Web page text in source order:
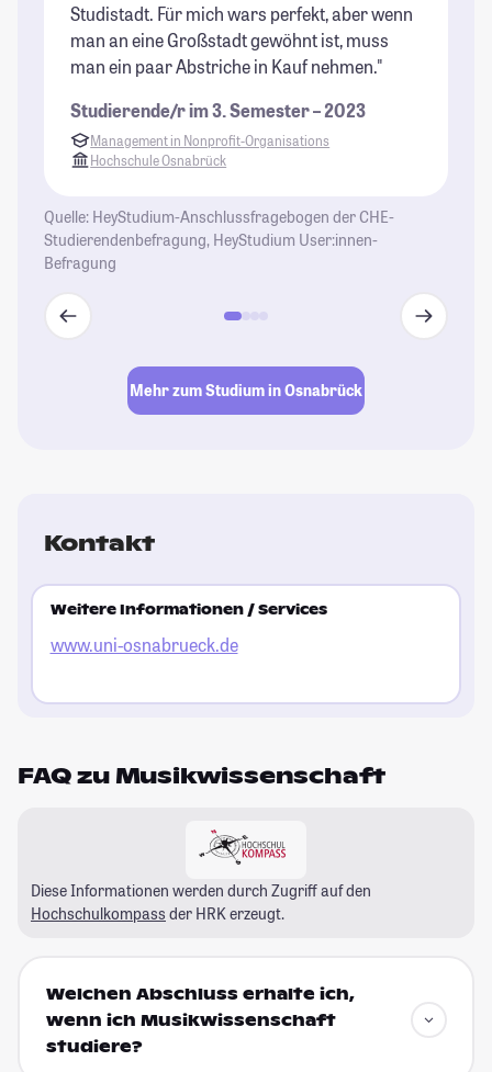
Studistadt. Für mich wars perfekt, aber wenn
man an eine Großstadt gewöhnt ist, muss
man ein paar Abstriche in Kauf nehmen."
Studierende/r im 3. Semester – 2023
Management in Nonprofit-Organisations
Hochschule Osnabrück
Quelle: HeyStudium-Anschlussfragebogen der CHE-
Studierendenbefragung, HeyStudium User:innen-
Befragung
Mehr zum Studium in Osnabrück
Kontakt
Weitere Informationen / Services
www.uni-osnabrueck.de
FAQ zu Musikwissenschaft
Diese Informationen werden durch Zugriff auf den
Hochschulkompass der HRK erzeugt.
Welchen Abschluss erhalte ich,
wenn ich Musikwissenschaft
studiere?